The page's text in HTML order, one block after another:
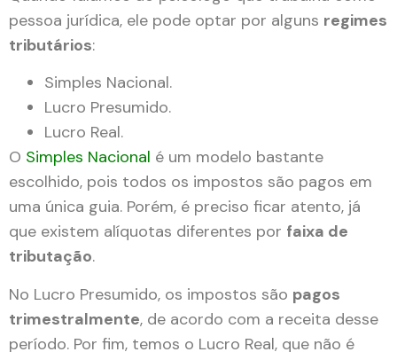
pessoa jurídica, ele pode optar por alguns regimes
tributários:
Simples Nacional.
Lucro Presumido.
Lucro Real.
O Simples Nacional é um modelo bastante
escolhido, pois todos os impostos são pagos em
uma única guia. Porém, é preciso ficar atento, já
que existem alíquotas diferentes por faixa de
tributação.
No Lucro Presumido, os impostos são pagos
trimestralmente, de acordo com a receita desse
período. Por fim, temos o Lucro Real, que não é